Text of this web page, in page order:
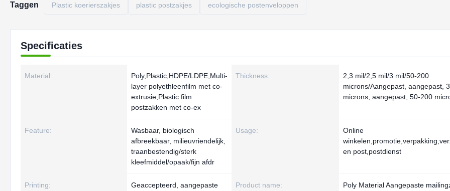
Taggen Plastic koerierszakjes plastic postzakjes ecologische postenveloppen
Specificaties
Material:
Poly,Plastic,HDPE/LDPE,Multi-
layer polyethleenfilm met co-
extrusie,Plastic film
postzakken met co-ex
Thickness:
2,3 mil/2,5 mil/3 mil/50-200
microns/Aangepast, aangepast,
microns, aangepast, 50-200
Feature:
Wasbaar, biologisch
afbreekbaar, milieuvriendelijk,
traanbestendig/sterk
kleefmiddel/opaak/fijn afdr
Usage:
Online
en post,postdienst
Printing:
Geaccepteerd, aangepaste
Product name:
Poly Material Aangepaste